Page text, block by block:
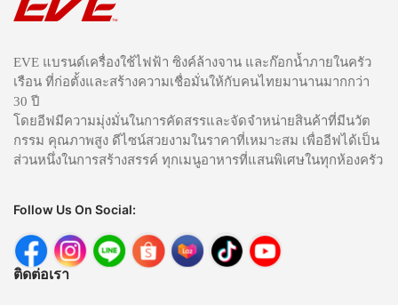
EVE แบรนด์เครื่องใช้ไฟฟ้า ซิงค์ล้างจาน และก๊อกน้ำภายในครัว
เรือน ที่ก่อตั้งและสร้างความเชื่อมั่นให้กับคนไทยมานานมากกว่า
30 ปี
โดยอีฟมีความมุ่งมั่นในการคัดสรรและจัดจำหน่ายสินค้าที่มีนวัต
กรรม คุณภาพสูง ดีไซน์สวยงามในราคาที่เหมาะสม เพื่ออีฟได้เป็น
ส่วนหนึ่งในการสร้างสรรค์ ทุกเมนูอาหารที่แสนพิเศษในทุกห้องครัว
Follow Us On Social:
ติดต่อเรา